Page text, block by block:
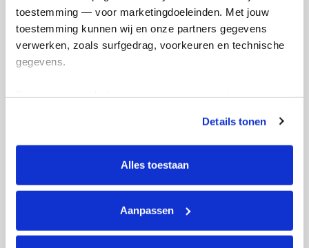
toestemming — voor marketingdoeleinden. Met jouw
toestemming kunnen wij en onze partners gegevens
verwerken, zoals surfgedrag, voorkeuren en technische
gegevens.
tonen. Je kunt je toestemming op elk moment wijzigen of
intrekken via Cookie instellingen onderaan de pagina. De
lijst met cookies is te vinden in het tabblad “details”.
Details tonen
Alles toestaan
Aanpassen
Opgehaald
€0
Streefbedrag
August's badges